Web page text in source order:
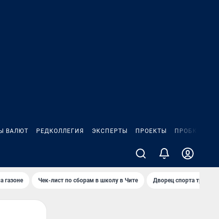
ВАЛЮТ РЕДКОЛЛЕГИЯ ЭКСПЕРТЫ ПРОЕКТЫ ПРОБКИ
газоне Чек-лист по сборам в школу в Чите Дворец спорта